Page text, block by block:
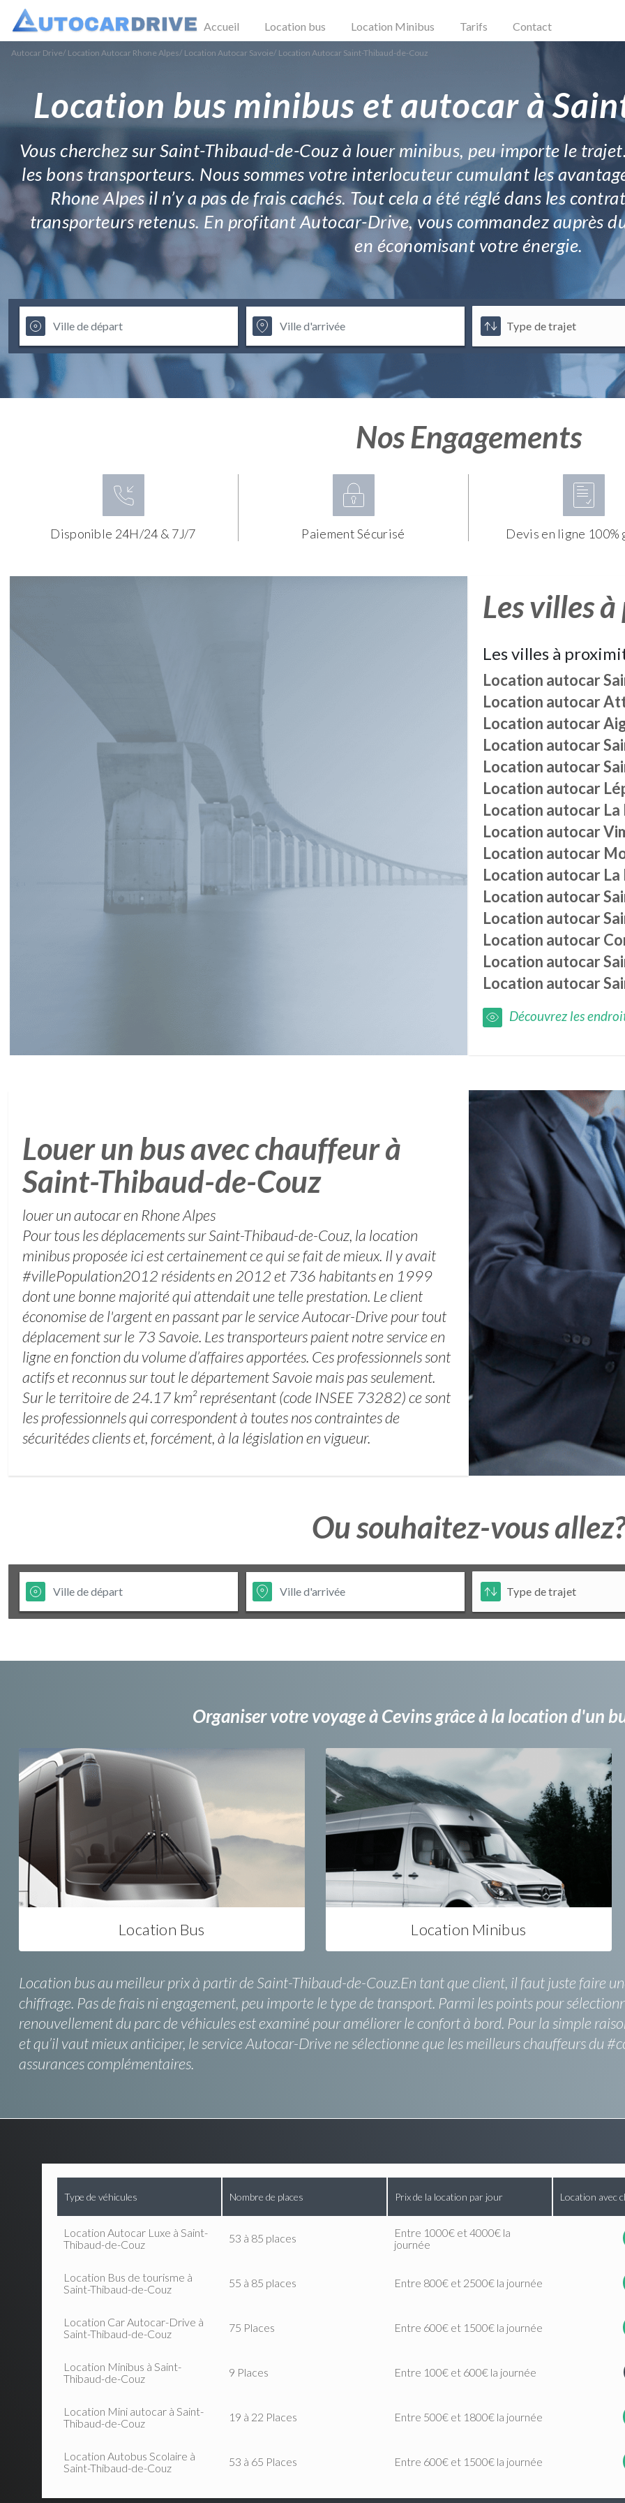
Accueil Location bus Location Minibus Tarifs Contact
Autocar Drive/ Location Autocar Rhone Alpes/ Location Autocar Savoie/ Location Autocar Saint-Thibaud-de-Couz
Location bus minibus et autocar à
Vous cherchez sur Saint-Thibaud-de-Couz à louer minibus, peu importe le
les bons transporteurs. Nous sommes votre interlocuteur cumulant les
Rhone Alpes il n’y a pas de frais cachés. Tout cela a été réglé dans les
transporteurs retenus. En profitant Autocar-Drive, vous commandez auprès
en économisant votre énergie.
Nos Engagements
Disponible 24H/24 & 7J/7 Paiement Sécurisé Devis en ligne
Les villes
Les villes à
Location autocar
Location autocar
Location autocar
Location autocar
Location autocar
Location autocar
Location autocar La
Location autocar
Location autocar
Location autocar
Location autocar
Location autocar
Location autocar
Location autocar
Location autocar
Découvrez les
Louer un bus avec chauffeur à
Saint-Thibaud-de-Couz
louer un autocar en Rhone Alpes
Pour tous les déplacements sur Saint-Thibaud-de-Couz, la location
minibus proposée ici est certainement ce qui se fait de mieux. Il y avait
#villePopulation2012 résidents en 2012 et 736 habitants en 1999
dont une bonne majorité qui attendait une telle prestation. Le client
économise de l'argent en passant par le service Autocar-Drive pour tout
déplacement sur le 73 Savoie. Les transporteurs paient notre service en
ligne en fonction du volume d’affaires apportées. Ces professionnels sont
actifs et reconnus sur tout le département Savoie mais pas seulement.
Sur le territoire de 24.17 km² représentant (code INSEE 73282) ce sont
les professionnels qui correspondent à toutes nos contraintes de
sécuritédes clients et, forcément, à la législation en vigueur.
Ou souhaitez-vous allez?
Organiser votre voyage à Cevins grâce à la location d'un
Location Bus Location Minibus
Location bus au meilleur prix à partir de Saint-Thibaud-de-Couz.En tant que client, il faut juste faire
chiffrage. Pas de frais ni engagement, peu importe le type de transport. Parmi les points pour
renouvellement du parc de véhicules est examiné pour améliorer le confort à bord. Pour la simple
et qu’il vaut mieux anticiper, le service Autocar-Drive ne sélectionne que les meilleurs chauffeurs du
assurances complémentaires.
Type de véhicules Nombre de places Prix de la location par jour Location avec
Location Autocar Luxe à Saint-
Thibaud-de-Couz
53 à 85 places
Entre 1000€ et 4000€ la
journée
Location Bus de tourisme à
Saint-Thibaud-de-Couz
55 à 85 places Entre 800€ et 2500€ la journée
Location Car Autocar-Drive à
Saint-Thibaud-de-Couz
75 Places Entre 600€ et 1500€ la journée
Location Minibus à Saint-
Thibaud-de-Couz
9 Places Entre 100€ et 600€ la journée
Location Mini autocar à Saint-
Thibaud-de-Couz
19 à 22 Places Entre 500€ et 1800€ la journée
Location Autobus Scolaire à
Saint-Thibaud-de-Couz
53 à 65 Places Entre 600€ et 1500€ la journée